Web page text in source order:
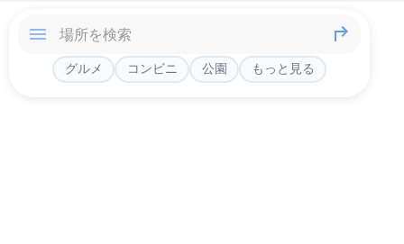
グルメ コンビニ 公園 もっと見る